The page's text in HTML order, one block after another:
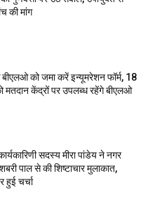
की मांग
को जमा करें इन्यूमरेशन फॉर्म, 18
मतदान केंद्रों पर उपलब्ध रहेंगे बीएलओ
सदस्य मीरा पांडेय ने नगर
पाल से की शिष्टाचार मुलाकात,
हुई चर्चा